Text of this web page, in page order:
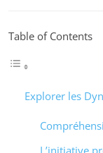
Table of Contents
Explorer les
L’initiative